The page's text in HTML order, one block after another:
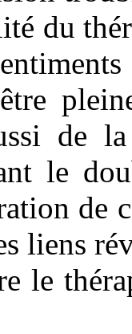
du
de
le
de
liens
le